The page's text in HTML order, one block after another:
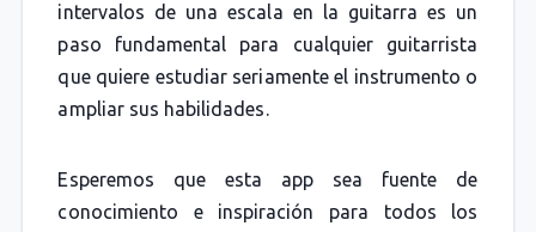
intervalos de una escala en la guitarra es un
paso fundamental para cualquier guitarrista
que quiere estudiar seriamente el instrumento o
ampliar sus habilidades.
Esperemos que esta app sea fuente de
conocimiento e inspiración para todos los